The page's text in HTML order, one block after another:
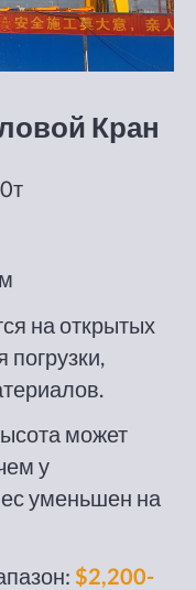
Кран
на открытых
может
у
уменьшен на
$2,200-